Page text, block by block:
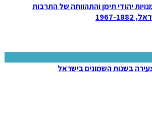
יהודי תימן והתהוותה של התרבות
1882